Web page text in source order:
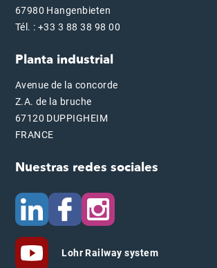
67980 Hangenbieten
Tél. : +33 3 88 38 98 00
Planta industrial
Avenue de la concorde
Z.A. de la bruche
67120 DUPPIGHEIM
FRANCE
Nuestras redes sociales
Lohr Railway system